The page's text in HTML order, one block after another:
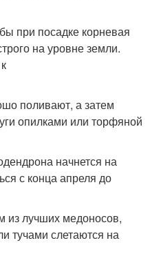
при посадке корневая
на уровне земли.
поливают, а затем
опилками или торфяной
начнется на
с конца апреля до
из лучших медоносов,
тучами слетаются на